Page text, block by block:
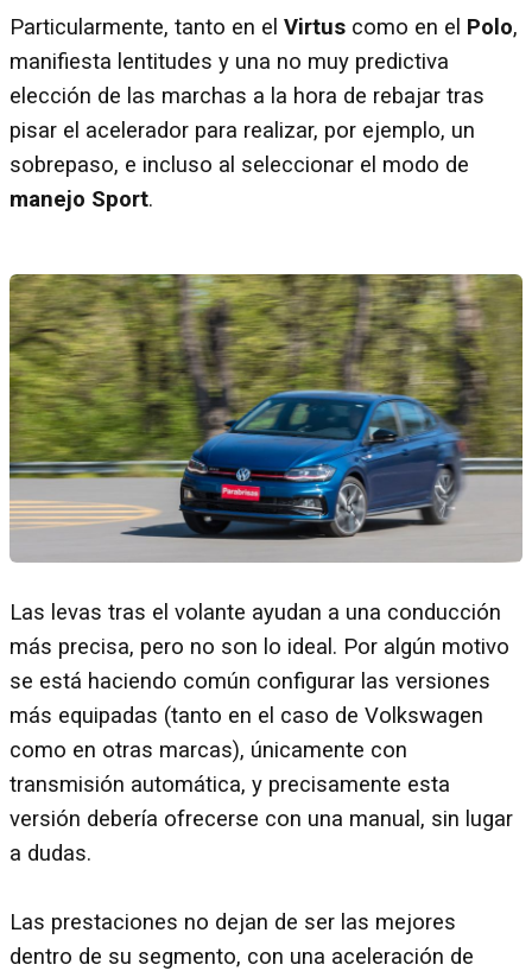
Particularmente, tanto en el Virtus como en el Polo,
manifiesta lentitudes y una no muy predictiva
elección de las marchas a la hora de rebajar tras
pisar el acelerador para realizar, por ejemplo, un
sobrepaso, e incluso al seleccionar el modo de
manejo Sport.
Las levas tras el volante ayudan a una conducción
más precisa, pero no son lo ideal. Por algún motivo
se está haciendo común configurar las versiones
más equipadas (tanto en el caso de Volkswagen
como en otras marcas), únicamente con
transmisión automática, y precisamente esta
versión debería ofrecerse con una manual, sin lugar
a dudas.
Las prestaciones no dejan de ser las mejores
dentro de su segmento, con una aceleración de